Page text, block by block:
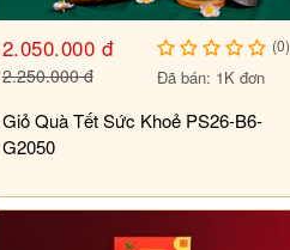
2.050.000 đ
2.250.000 đ
(0)
Đã bán: 1K đơn
Giỏ Quà Tết Sức Khoẻ PS26-B6-
G2050